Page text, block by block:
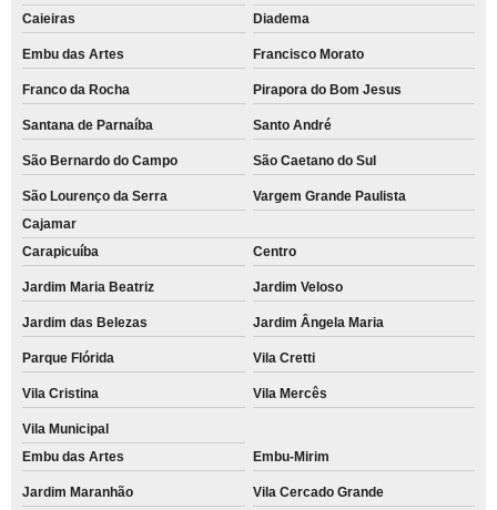
Caieiras
Diadema
Embu das Artes Francisco Morato
Franco da Rocha Pirapora do Bom Jesus
Santana de Parnaíba Santo André
São Bernardo do Campo São Caetano do Sul
São Lourenço da Serra
Vargem Grande Paulista
Cajamar
Carapicuíba
Centro
Jardim Maria Beatriz Jardim Veloso
Jardim das Belezas Jardim Ângela Maria
Parque Flórida Vila Cretti
Vila Cristina Vila Mercês
Vila Municipal
Embu das Artes
Embu-Mirim
Jardim Maranhão
Vila Cercado Grande